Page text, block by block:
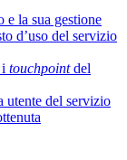
e la sua gestione
d’uso del servizio
touchpointdel
utente del servizio